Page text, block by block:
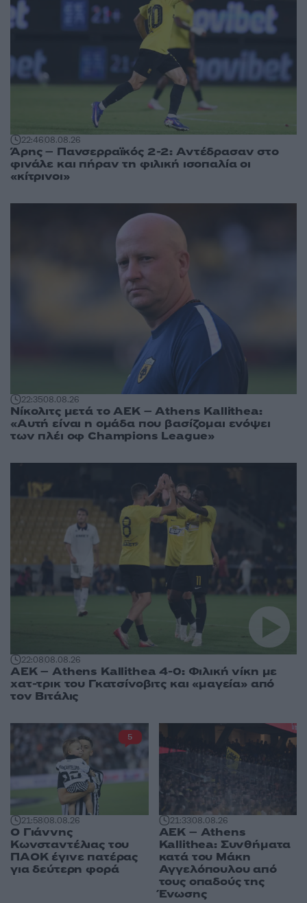
22:4608.08.26
Άρης – Πανσερραϊκός 2-2: Αντέδρασαν στο
φινάλε και πήραν τη φιλική ισοπαλία οι
«κίτρινοι»
22:3508.08.26
Νίκολιτς μετά το ΑΕΚ – Athens Kallithea:
«Αυτή είναι η ομάδα που βασίζομαι ενόψει
των πλέι οφ Champions League»
22:0808.08.26
ΑΕΚ – Athens Kallithea 4-0: Φιλική νίκη με
χατ-τρικ του Γκατσίνοβιτς και «μαγεία» από
τον Βιτάλις
21:5808.08.26
Ο Γιάννης
Κωνσταντέλιας του
ΠΑΟΚ έγινε πατέρας
για δεύτερη φορά
5
21:3308.08.26
ΑΕΚ – Athens
Kallithea: Συνθήματα
κατά του Μάκη
Αγγελόπουλου από
τους οπαδούς της
Ένωσης